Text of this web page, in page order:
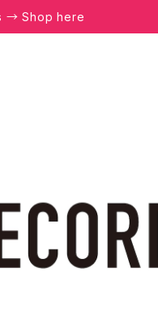
→ Shop here